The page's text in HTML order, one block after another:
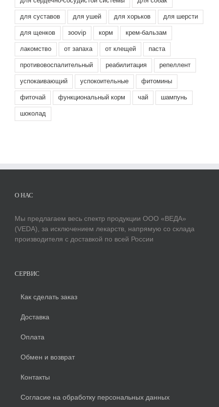
для суставов для ушей для хорьков для шерсти
для щенков зооvip корм крем-бальзам
лакомство от запаха от клещей паста
противовоспалительный реабилитация репеллент
успокаивающий успокоительные фитомины
фиточай функциональный корм чай шампунь
шоколад
О НАС
Мы предлагаем весь спектр продукции ООО «ВЕДА»
(VEDA), за исключением лекарств, напрямую со склада
производителя с доставкой по всей России
СЕРВИС
Как сделать заказ
Доставка
Оплата
Обмен и возврат
Контакты
Согласие на обработку персональных данных